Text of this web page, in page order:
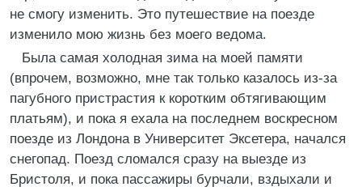
не смогу изменить. Это путешествие на поезде
изменило мою жизнь без моего ведома.
Была самая холодная зима на моей памяти
(впрочем, возможно, мне так только казалось из-за
пагубного пристрастия к коротким обтягивающим
платьям), и пока я ехала на последнем воскресном
поезде из Лондона в Университет Эксетера, начался
снегопад. Поезд сломался сразу на выезде из
Бристоля, и пока пассажиры бурчали, вздыхали и